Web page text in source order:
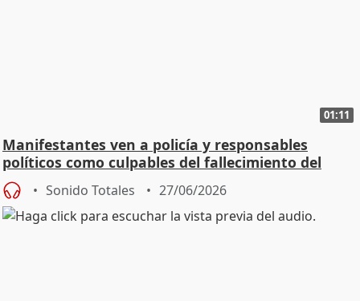
01:11
Manifestantes ven a policía y responsables
políticos como culpables del fallecimiento del
joven
Sonido Totales 27/06/2026